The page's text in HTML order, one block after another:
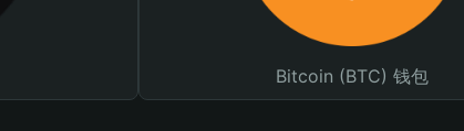
Bitcoin (BTC) 钱包